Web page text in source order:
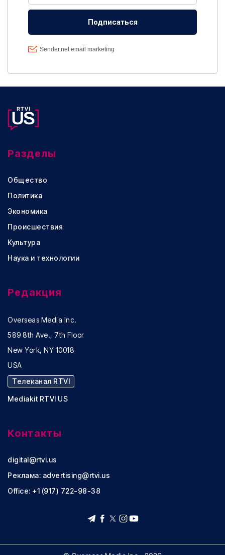
Разделы
Общество
Политика
Экономика
Происшествия
Культура
Наука и технологии
Редакция
Overseas Media Inc.
589 8th Ave., 7th Floor
New York, NY 10018
USA
Телеканал RTVI
Mediakit RTVI US
Контакты
digital@rtvi.us
Реклама: advertising@rtvi.us
Office: +1 (917) 722-98-38